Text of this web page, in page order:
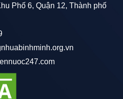
áp lực cao, độ bền lên tới 50
dụng bình thường, tiết kiệm chi
thống ống nhựa PPR Dekko
giảm thiểu tiếng ồn trong quá
Phố 6, Quận 12, Thành phố